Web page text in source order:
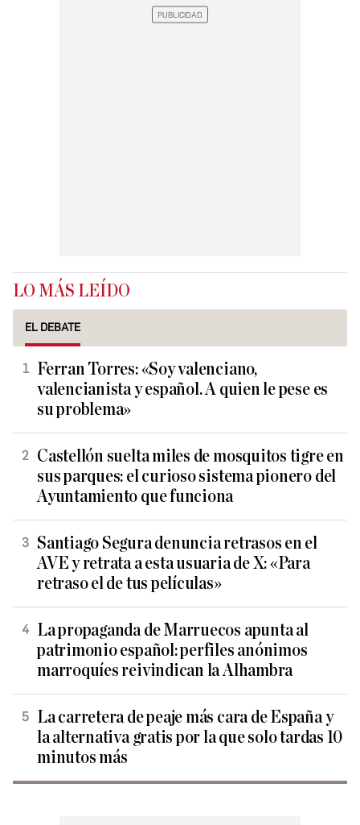
LO MÁS LEÍDO
EL DEBATE
Ferran Torres: «Soy valenciano,
valencianista y español. A quien le pese es
su problema»
Castellón suelta miles de mosquitos tigre en
sus parques: el curioso sistema pionero del
Ayuntamiento que funciona
Santiago Segura denuncia retrasos en el
AVE y retrata a esta usuaria de X: «Para
retraso el de tus películas»
La propaganda de Marruecos apunta al
patrimonio español: perfiles anónimos
marroquíes reivindican la Alhambra
La carretera de peaje más cara de España y
la alternativa gratis por la que solo tardas 10
minutos más